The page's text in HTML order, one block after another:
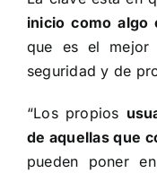
inicio como algo
que es el mejor
seguridad y de
“Los propios
de aquellas que
pueden poner